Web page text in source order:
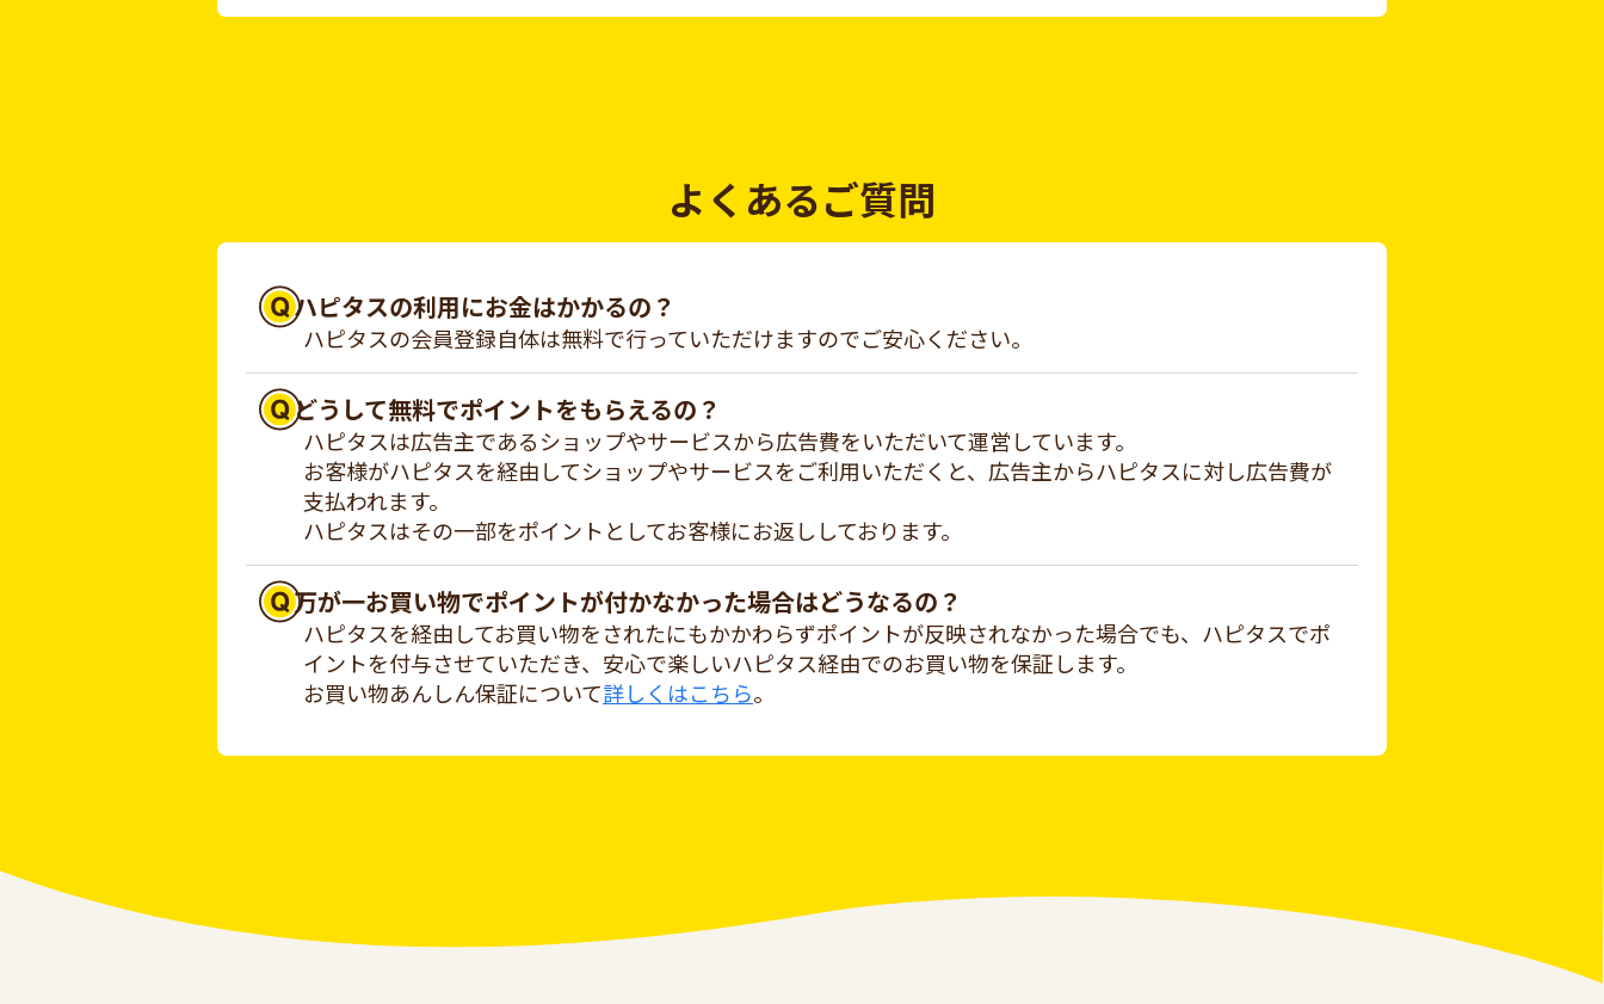
よくあるご質問
ハピタスの利用にお金はかかるの？
ハピタスの会員登録自体は無料で行っていただけますのでご安心ください。
どうして無料でポイントをもらえるの？
ハピタスは広告主であるショップやサービスから広告費をいただいて運営しています。
お客様がハピタスを経由してショップやサービスをご利用いただくと、広告主からハピタスに対し広告費が
支払われます。
ハピタスはその一部をポイントとしてお客様にお返ししております。
万が一お買い物でポイントが付かなかった場合はどうなるの？
ハピタスを経由してお買い物をされたにもかかわらずポイントが反映されなかった場合でも、ハピタスでポ
イントを付与させていただき、安心で楽しいハピタス経由でのお買い物を保証します。
お買い物あんしん保証について詳しくはこちら。